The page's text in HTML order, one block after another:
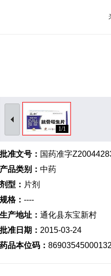
1/1
批准文号： 国药准字
产品类别： 中药
剂型： 片剂
规格： ----
生产地址： 通化县东宝新村
批准日期： 2015-03-24
药品本位码： 86903545000132